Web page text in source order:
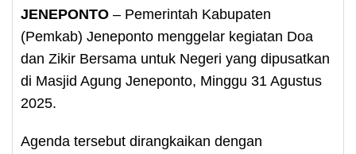
JENEPONTO – Pemerintah Kabupaten
(Pemkab) Jeneponto menggelar kegiatan Doa
dan Zikir Bersama untuk Negeri yang dipusatkan
di Masjid Agung Jeneponto, Minggu 31 Agustus
2025.
Agenda tersebut dirangkaikan dengan